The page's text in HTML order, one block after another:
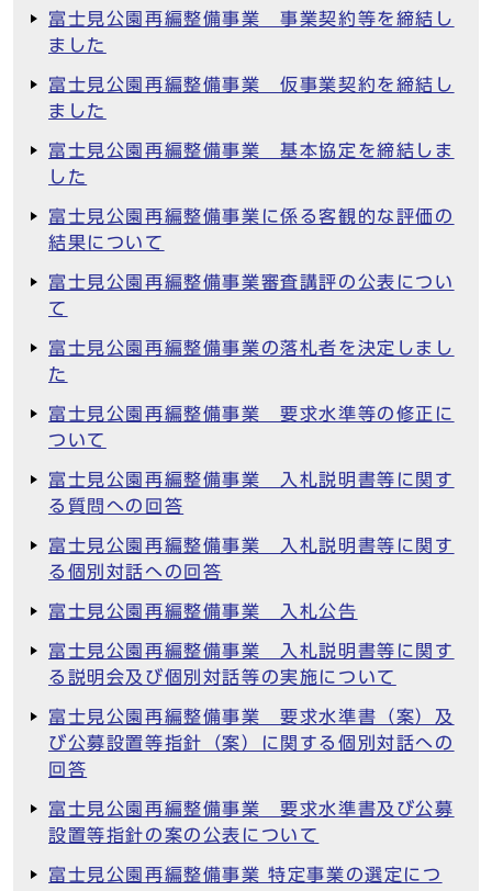
富士見公園再編整備事業 事業契約等を締結し
ました
富士見公園再編整備事業 仮事業契約を締結し
ました
富士見公園再編整備事業 基本協定を締結しま
した
富士見公園再編整備事業に係る客観的な評価の
結果について
富士見公園再編整備事業審査講評の公表につい
て
富士見公園再編整備事業の落札者を決定しまし
た
富士見公園再編整備事業 要求水準等の修正に
ついて
富士見公園再編整備事業 入札説明書等に関す
る質問への回答
富士見公園再編整備事業 入札説明書等に関す
る個別対話への回答
富士見公園再編整備事業 入札公告
富士見公園再編整備事業 入札説明書等に関す
る説明会及び個別対話等の実施について
富士見公園再編整備事業 要求水準書（案）及
び公募設置等指針（案）に関する個別対話への
回答
富士見公園再編整備事業 要求水準書及び公募
設置等指針の案の公表について
富士見公園再編整備事業 特定事業の選定につ